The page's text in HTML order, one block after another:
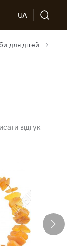
UA
для дітей
відгук